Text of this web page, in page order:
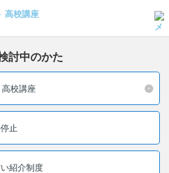
講座トップ
お手続き
・照会)
合わせ
討中のかた
校講座
止
紹介制度